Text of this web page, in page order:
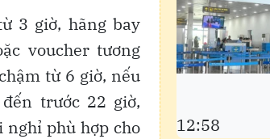
12:58
3 giờ, hãng bay
voucher tương
từ 6 giờ, nếu
trước 22 giờ,
phù hợp cho